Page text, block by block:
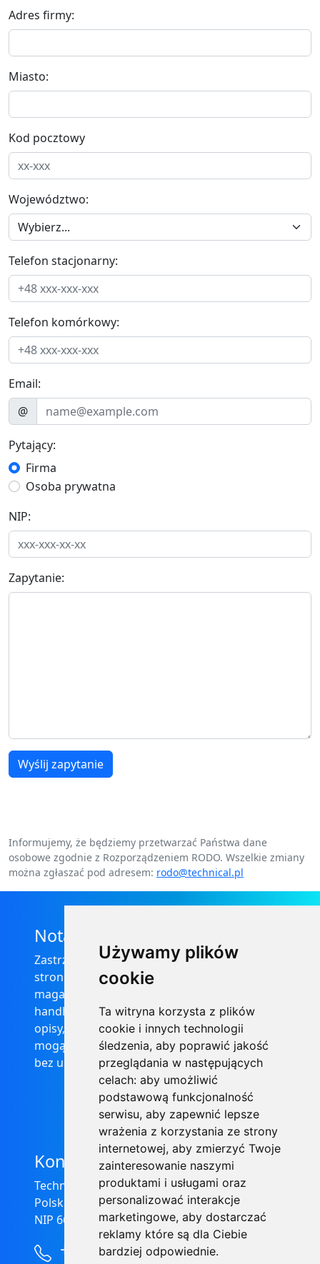
Używamy plików
cookie
Ta witryna korzysta z plików
cookie i innych technologii
śledzenia, aby poprawić jakość
przeglądania w następujących
celach: aby umożliwić
podstawową funkcjonalność
serwisu, aby zapewnić lepsze
wrażenia z korzystania ze strony
internetowej, aby zmierzyć Twoje
zainteresowanie naszymi
produktami i usługami oraz
personalizować interakcje
marketingowe, aby dostarczać
reklamy które są dla Ciebie
bardziej odpowiednie.
Adres firmy:
Miasto:
Kod pocztowy
Województwo:
Telefon stacjonarny:
Telefon komórkowy:
Email:
@
Pytający:
Firma
Osoba prywatna
NIP:
Zapytanie:
Wyślij zapytanie
Informujemy, że będziemy przetwarzać Państwa dane
osobowe zgodnie z Rozporządzeniem RODO. Wszelkie zmiany
można zgłaszać pod adresem: rodo@technical.pl
Nota prawna
Zastrzega się, że informacje zamieszczone na
stronie internetowej https://informator-
magazynowy.technical.pl/ nie stanowią oferty
handlowej w rozumieniu prawa, ponadto
opisy, dane techniczne i pozostałe informacje
mogą ulec zmianie bez podania przyczyny i
bez uprzedzenia.
Kontakt
Technical Grzegorz Tęgos
Polska, 62-600 Koło, ul. Toruńska 212
NIP 666-137-75-84, REGON 310288700
+48 63-27-25-478